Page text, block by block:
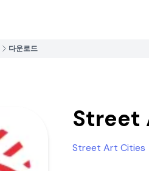
다운로드
Street
Street Art Cities